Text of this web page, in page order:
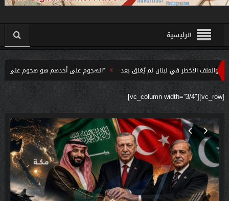
الرئيسية
الأخطر في لبنان لم يُغلق بعد
“الهجوم على أحدهم هو هجوم على الجميع”..
تعيد رسم موازين القوة في آسيا
[vc_row][vc_column width=”3/4″]